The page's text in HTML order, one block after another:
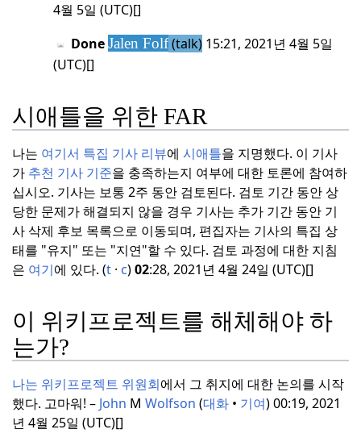
4월 5일 (UTC)[]
DoneJalen Folf(talk) 15:21, 2021년 4월 5일
(UTC)[]
시애틀을 위한 FAR
나는 여기서 특집 기사 리뷰에 시애틀을 지명했다. 이 기사
가 추천 기사 기준을 충족하는지 여부에 대한 토론에 참여하
십시오. 기사는 보통 2주 동안 검토된다. 검토 기간 동안 상
당한 문제가 해결되지 않을 경우 기사는 추가 기간 동안 기
사 삭제 후보 목록으로 이동되며, 편집자는 기사의 특집 상
태를 "유지" 또는 "지연"할 수 있다. 검토 과정에 대한 지침
은 여기에 있다. (t · c)02:28, 2021년 4월 24일 (UTC)[]
이 위키프로젝트를 해체해야 하
는가?
나는 위키프로젝트 위원회에서 그 취지에 대한 논의를 시작
했다. 고마워! – John M Wolfson (대화 • 기여) 00:19, 2021
년 4월 25일 (UTC)[]